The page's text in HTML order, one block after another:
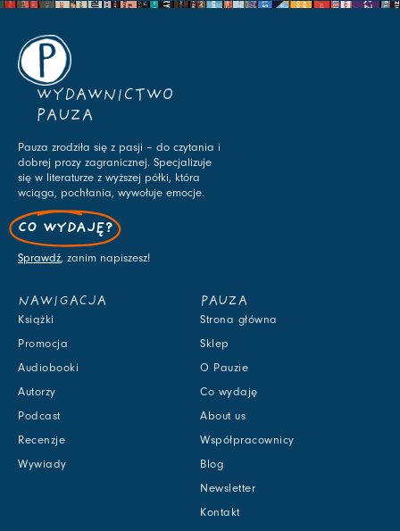
WYDAWNICTWO
PAUZA
Pauza zrodziła się z pasji – do czytania i
dobrej prozy zagranicznej. Specjalizuje
się w literaturze z wyższej półki, która
wciąga, pochłania, wywołuje emocje.
CO WYDAJĘ?
Sprawdź, zanim napiszesz!
NAWIGACJA
Książki
Promocja
Audiobooki
Autorzy
Podcast
Recenzje
Wywiady
PAUZA
Strona główna
Sklep
O Pauzie
Co wydaję
About us
Współpracownicy
Blog
Newsletter
Kontakt